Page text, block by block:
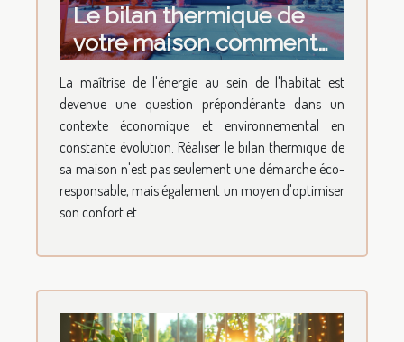
Le bilan thermique de
votre maison comment
le réaliser et pour quel
bénéfice
La maîtrise de l'énergie au sein de l'habitat est
devenue une question prépondérante dans un
contexte économique et environnemental en
constante évolution. Réaliser le bilan thermique de
sa maison n'est pas seulement une démarche éco-
responsable, mais également un moyen d'optimiser
son confort et...